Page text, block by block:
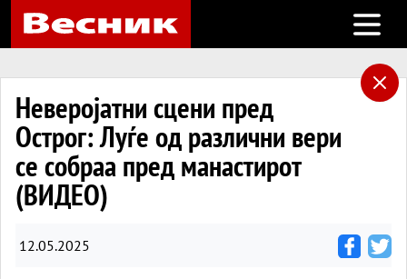
Open
Неверојатни сцени пред
Острог: Луѓе од различни вери
се собраа пред манастирот
(ВИДЕО)
12.05.2025